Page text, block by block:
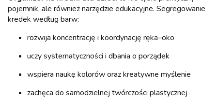
pojemnik, ale również narzędzie edukacyjne. Segregowanie
kredek według barw:
rozwija koncentrację i koordynację ręka–oko
uczy systematyczności i dbania o porządek
wspiera naukę kolorów oraz kreatywne myślenie
zachęca do samodzielnej twórczości plastycznej